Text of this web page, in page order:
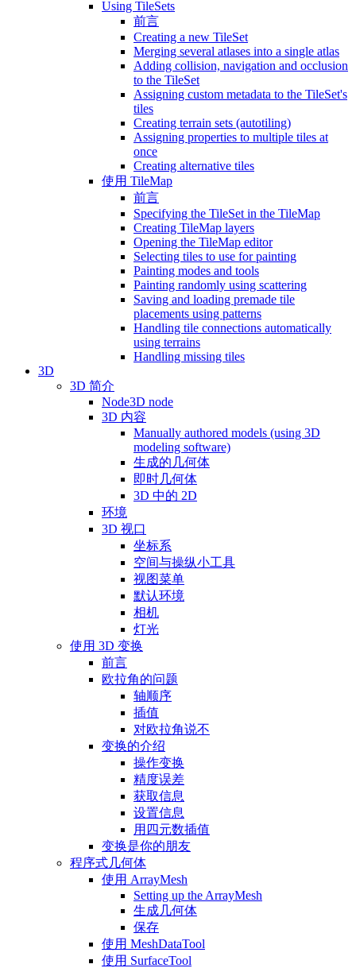
Using TileSets
前言
Creating a new TileSet
Merging several atlases into a single atlas
Adding collision, navigation and occlusion
to the TileSet
Assigning custom metadata to the TileSet's
tiles
Creating terrain sets (autotiling)
Assigning properties to multiple tiles at
once
Creating alternative tiles
使用 TileMap
前言
Specifying the TileSet in the TileMap
Creating TileMap layers
Opening the TileMap editor
Selecting tiles to use for painting
Painting modes and tools
Painting randomly using scattering
Saving and loading premade tile
placements using patterns
Handling tile connections automatically
using terrains
Handling missing tiles
3D
3D 简介
Node3D node
3D 内容
Manually authored models (using 3D
modeling software)
生成的几何体
即时几何体
3D 中的 2D
环境
3D 视口
坐标系
空间与操纵小工具
视图菜单
默认环境
相机
灯光
使用 3D 变换
前言
欧拉角的问题
轴顺序
插值
对欧拉角说不
变换的介绍
操作变换
精度误差
获取信息
设置信息
用四元数插值
变换是你的朋友
程序式几何体
使用 ArrayMesh
Setting up the ArrayMesh
生成几何体
保存
使用 MeshDataTool
使用 SurfaceTool